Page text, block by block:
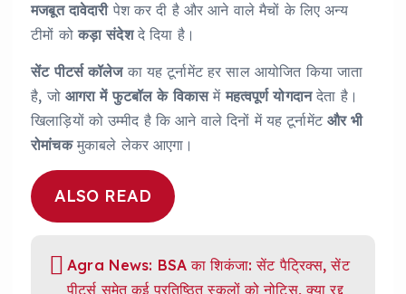
मजबूत दावेदारीपेश कर दी है और आने वाले मैचों के लिए अन्य
टीमों कोकड़ा संदेशदे दिया है।
सेंट पीटर्स कॉलेजका यह टूर्नामेंट हर साल आयोजित किया जाता
है, जो आगरा में फुटबॉल के विकासमेंमहत्वपूर्ण योगदानदेता है।
खिलाड़ियों को उम्मीद है कि आने वाले दिनों में यह टूर्नामेंटऔर भी
रोमांचकमुकाबले लेकर आएगा।
ALSO READ
Agra News: BSA का शिकंजा: सेंट पैट्रिक्स, सेंट
पीटर्स समेत कई प्रतिष्ठित स्कूलों को नोटिस, क्या रद्द